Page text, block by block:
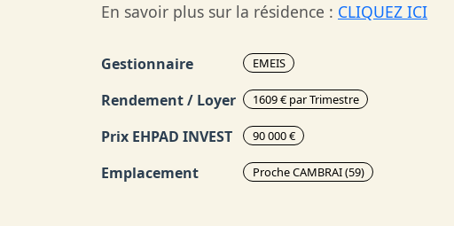
En savoir plus sur la résidence : CLIQUEZ ICI
Gestionnaire EMEIS
Rendement / Loyer 1609 € par Trimestre
Prix EHPAD INVEST 90 000 €
Emplacement Proche CAMBRAI (59)